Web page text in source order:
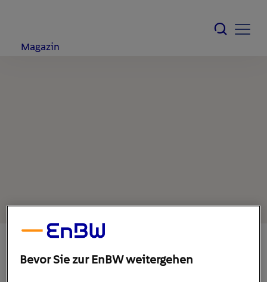
Magazin
3. Januar 2022 1min
Bevor Sie zur EnBW weitergehen